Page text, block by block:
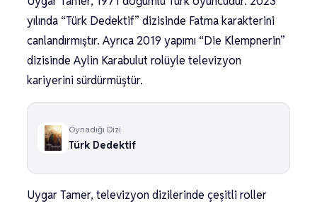
yılında “Türk Dedektif” dizisinde Fatma karakterini
canlandırmıştır. Ayrıca 2019 yapımı “Die Klempnerin”
dizisinde Aylin Karabulut rolüyle televizyon
kariyerini sürdürmüştür.
Oynadığı Dizi
Türk Dedektif
Uygar Tamer, televizyon dizilerinde çeşitli roller